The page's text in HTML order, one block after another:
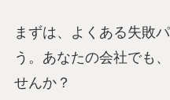
まずは、よくある失敗
う。あなたの会社でも
せんか？